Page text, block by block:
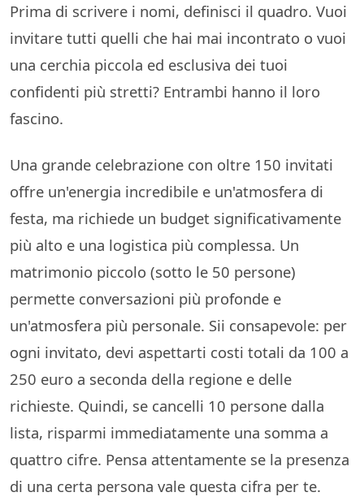
Prima di scrivere i nomi, definisci il quadro. Vuoi
invitare tutti quelli che hai mai incontrato o vuoi
una cerchia piccola ed esclusiva dei tuoi
confidenti più stretti? Entrambi hanno il loro
fascino.
Una grande celebrazione con oltre 150 invitati
offre un'energia incredibile e un'atmosfera di
festa, ma richiede un budget significativamente
più alto e una logistica più complessa. Un
matrimonio piccolo (sotto le 50 persone)
permette conversazioni più profonde e
un'atmosfera più personale. Sii consapevole: per
ogni invitato, devi aspettarti costi totali da 100 a
250 euro a seconda della regione e delle
richieste. Quindi, se cancelli 10 persone dalla
lista, risparmi immediatamente una somma a
quattro cifre. Pensa attentamente se la presenza
di una certa persona vale questa cifra per te.